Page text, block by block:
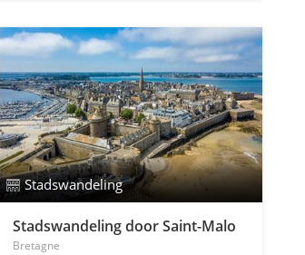
Stadswandeling
Stadswandeling door Saint-Malo
Bretagne